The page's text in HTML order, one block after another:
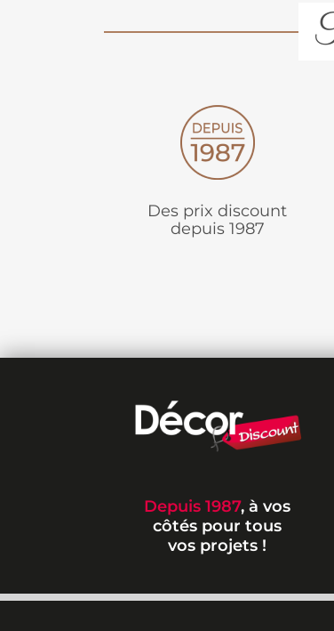
Des prix discount
depuis 1987
Depuis 1987, à vos
côtés pour tous
vos projets !